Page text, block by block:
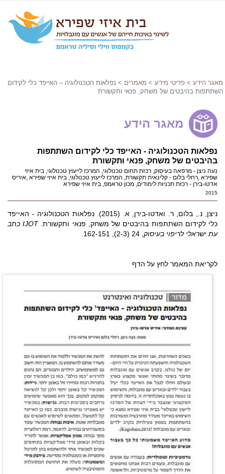
מאגר הידע > פריטי מידע > מאמרים > נפלאות הטכנולוגיה – האייפד כלי לקידום
השתתפות בהיבטים של משחק, פנאי ותקשורת
מאגר הידע
נפלאות הטכנולוגיה - האייפד כלי לקידום השתתפות
בהיבטים של משחק, פנאי ותקשורת
נעה ניצן - מרפאה בעיסוק, רכזת תחום טכנולוגי, המרכז לייעוץ טכנולוגי, בית איזי
שפירא ,רחלי בלום - קלינאית תקשורת, המרכז לייעוץ טכנולוגי, בית איזי שפירא ,איריס
אדטו-בירן - רכזת תכניות לימודים, מכון טראמפ, בית איזי שפירא
2015
ניצן, נ., בלום, ר. ואדטו-בירן, א. (2015). נפלאות הטכנולוגיה - האייפד
כלי לקידום השתתפות בהיבטים של משחק, פנאי ותקשורת.
IJOT כתב
עת ישראלי לריפוי בעיסוק
לקריאת המאמר לחץ על הדף